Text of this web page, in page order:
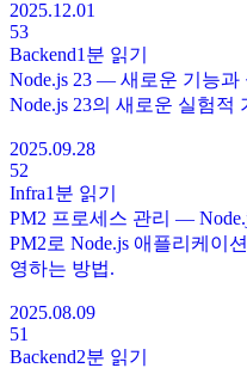
2025.12.01
53
Backend1분 읽기
Node.js 23 — 새로운 기능과
Node.js 23의 새로운 실험
2025.09.28
52
Infra1분 읽기
PM2 프로세스 관리 —
PM2로 Node.js 애플리케이
영하는 방법.
2025.08.09
51
Backend2분 읽기